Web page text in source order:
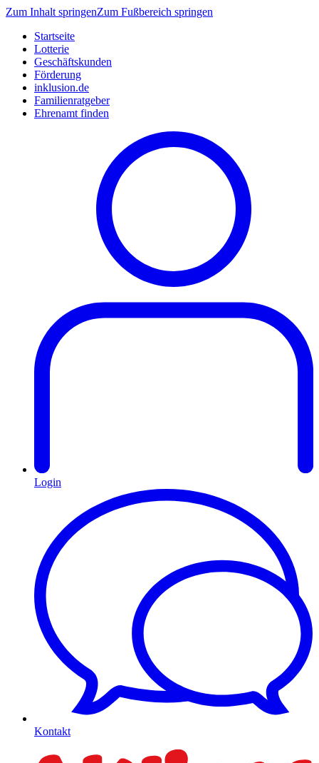
Zum Inhalt springenZum Fußbereich springen
Startseite
Lotterie
Geschäftskunden
Förderung
inklusion.de
Familienratgeber
Ehrenamt finden
Login
Kontakt